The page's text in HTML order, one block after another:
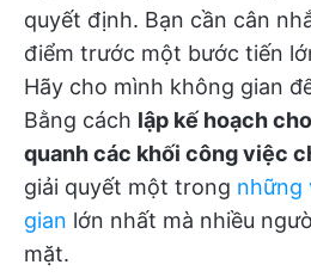
quyết định. Bạn cần cân
điểm trước một bước tiến
Hãy cho mình không gian
Bằng cách lập kế hoạch
quanh các khối công việc
giải quyết một trong những
gian lớn nhất mà nhiều
mặt.